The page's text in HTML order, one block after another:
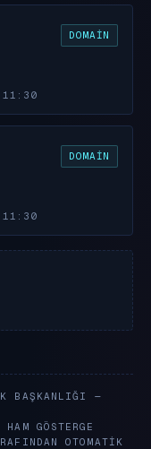
DOMAIN
DOMAIN
BAŞKANLIĞI —
GÖSTERGE
OTOMATIK